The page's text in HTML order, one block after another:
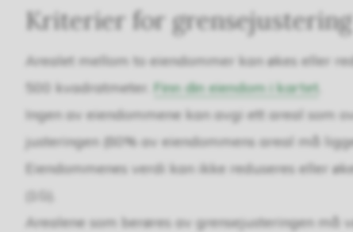
Kriterier for grensejustering
Arealet mellom to eiendommer kan økes eller
500 kvadratmeter.Finn din eiendom i kartet
Ingen av eiendommene kan avgi ett areal som
justeringen (80% av eiendommens areal må
Eiendommenes verdi kan ikke reduseres eller
(1G).
Arealene som berøres av grensejusteringen